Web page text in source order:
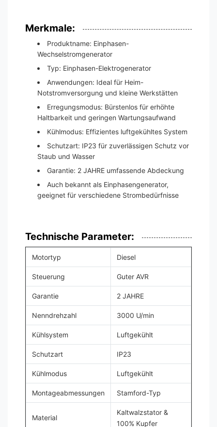
Merkmale:
Produktname: Einphasen-
Wechselstromgenerator
Typ: Einphasen-Elektrogenerator
Anwendungen: Ideal für Heim-
Notstromversorgung und kleine Werkstätten
Erregungsmodus: Bürstenlos für erhöhte
Haltbarkeit und geringen Wartungsaufwand
Kühlmodus: Effizientes luftgekühltes System
Schutzart: IP23 für zuverlässigen Schutz vor
Staub und Wasser
Garantie: 2 JAHRE umfassende Abdeckung
Auch bekannt als Einphasengenerator,
geeignet für verschiedene Strombedürfnisse
Technische Parameter:
Motortyp Diesel
Steuerung Guter AVR
Garantie 2 JAHRE
Nenndrehzahl 3000 U/min
Kühlsystem Luftgekühlt
Schutzart IP23
Kühlmodus Luftgekühlt
Montageabmessungen Stamford-Typ
Material
Kaltwalzstator &
100% Kupfer